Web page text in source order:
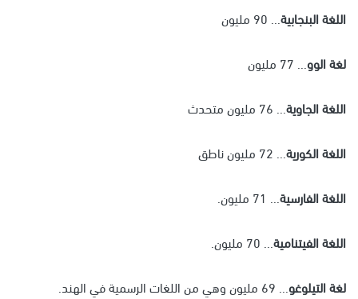
اللغة البنجابية... 90 مليون
لغة الوو... 77 مليون
اللغة الجاوية... 76 مليون متحدث
اللغة الكورية... 72 مليون ناطق
اللغة الفارسية... 71 مليون.
اللغة الفيتنامية... 70 مليون.
لغة التيلوغو... 69 مليون وهي من اللغات الرسمية في الهند.